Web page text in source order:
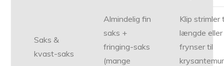
Saks &
kvast-saks
Almindelig fin
saks +
fringing-saks
(mange
Klip strimler
længde
frynser til